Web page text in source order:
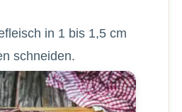
in 1 bis 1,5 cm
schneiden.